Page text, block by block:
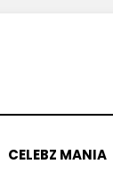
CELEBZ MANIA